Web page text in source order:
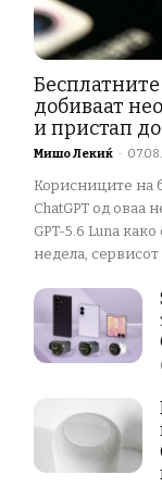
добиваат
и пристап
Мишо Лекиќ -
Корисниците на
ChatGPT од оваа
GPT-5.6 Luna
недела, сервисот